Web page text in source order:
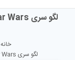
خانه
لگو سری Star Wars مدل Imperial Shuttle Tydirium 75094